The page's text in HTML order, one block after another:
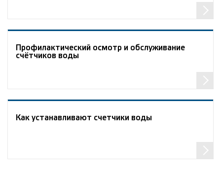
Профилактический осмотр и обслуживание
счётчиков воды
Как устанавливают счетчики воды